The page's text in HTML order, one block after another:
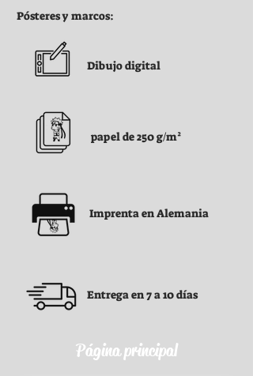
Pósteres y marcos:
Dibujo digital
papel de 250 g/m²
Imprenta en Alemania
Entrega en 7 a 10 días
Página principal